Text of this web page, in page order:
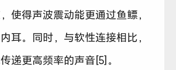
使得声波震动能更通过鱼鳔，
耳。同时，与软性连接相比，
递更高频率的声音[5]。